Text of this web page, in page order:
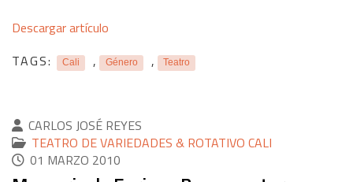
Descargar artículo
TAGS:
Cali , Género , Teatro
CARLOS JOSÉ REYES
TEATRO DE VARIEDADES & ROTATIVO CALI
01 MARZO 2010